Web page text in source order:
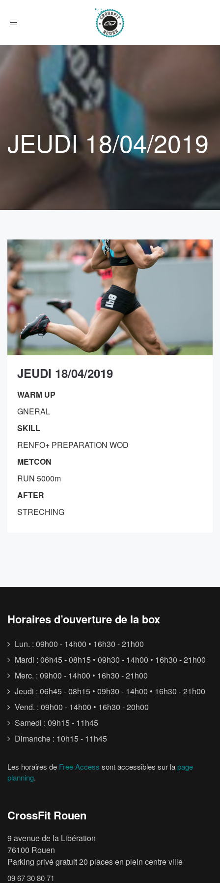
Afficher
JEUDI 18/04/2019
JEUDI 18/04/2019
WARM UP
GNERAL
SKILL
RENFO+ PREPARATION WOD
METCON
RUN 5000m
AFTER
STRECHING
Horaires d’ouverture de la box
Lun. : 09h00 - 14h00 • 16h30 - 21h00
Mardi : 06h45 - 08h15 • 09h30 - 14h00 • 16h30 - 21h00
Merc. : 09h00 - 14h00 • 16h30 - 21h00
Jeudi : 06h45 - 08h15 • 09h30 - 14h00 • 16h30 - 21h00
Vend. : 09h00 - 14h00 • 16h30 - 20h00
Samedi : 09h15 - 11h45
Dimanche : 10h15 - 11h45
Les horaires de Free Access sont accessibles sur la page
planning.
CrossFit Rouen
9 avenue de la Libération
76100 Rouen
Parking privé gratuit 20 places en plein centre ville
09 67 30 80 71